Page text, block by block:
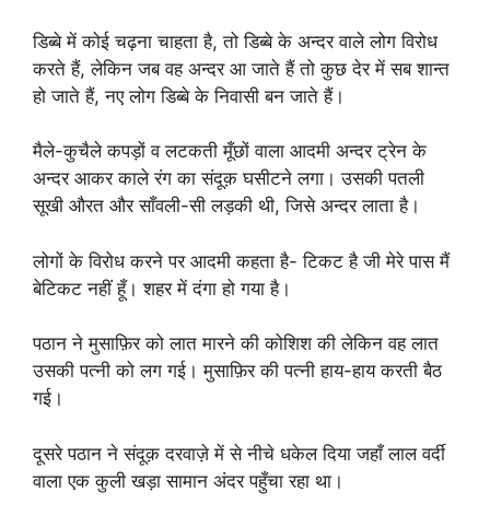
डिब्बे में कोई चढ़ना चाहता है, तो डिब्बे के अन्दर वाले लोग विरोध
करते हैं, लेकिन जब वह अन्दर आ जाते हैं तो कुछ देर में सब शान्त
हो जाते हैं, नए लोग डिब्बे के निवासी बन जाते हैं।
मैले-कुचैले कपड़ों व लटकती मूँछों वाला आदमी अन्दर ट्रेन के
अन्दर आकर काले रंग का संदूक़ घसीटने लगा। उसकी पतली
सूखी औरत और साँवली-सी लड़की थी, जिसे अन्दर लाता है।
लोगों के विरोध करने पर आदमी कहता है- टिकट है जी मेरे पास मैं
बेटिकट नहीं हूँ। शहर में दंगा हो गया है।
पठान ने मुसाफ़िर को लात मारने की कोशिश की लेकिन वह लात
उसकी पत्नी को लग गई। मुसाफ़िर की पत्नी हाय-हाय करती बैठ
गई।
दूसरे पठान ने संदूक़ दरवाज़े में से नीचे धकेल दिया जहाँ लाल वर्दी
वाला एक कुली खड़ा सामान अंदर पहुँचा रहा था।